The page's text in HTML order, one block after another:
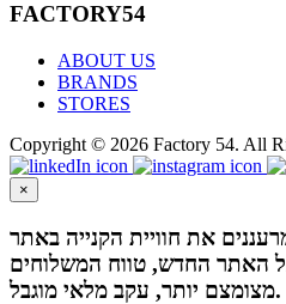
FACTORY54
ABOUT US
BRANDS
STORES
Copyright © 2026 Factory 54. All
×
האתר החדש, טווח המשלוחים
מצומצם יותר, עקב מלאי מוגבל.